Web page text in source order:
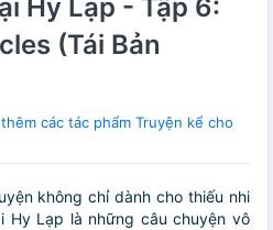
Hy Lạp - Tập 6:
(Tái Bản
các tác phẩm Truyện kể cho
không chỉ dành cho thiếu nhi
Hy Lạp là những câu chuyện vô